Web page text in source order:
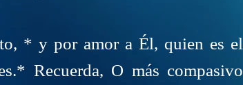
* y por amor a Él, quien es el
Recuerda, O más compasivo